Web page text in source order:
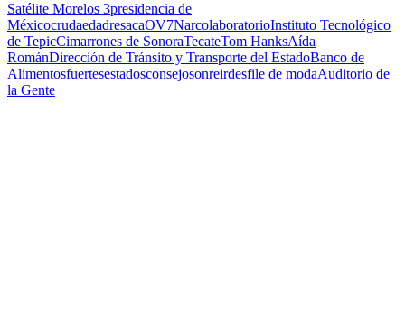
Satélite Morelos 3presidencia de
MéxicocrudaedadresacaOV7NarcolaboratorioInstituto Tecnológico
de TepicCimarrones de SonoraTecateTom HanksAída
RománDirección de Tránsito y Transporte del EstadoBanco de
Alimentosfuertesestadosconsejosonreirdesfile de modaAuditorio de
la Gente